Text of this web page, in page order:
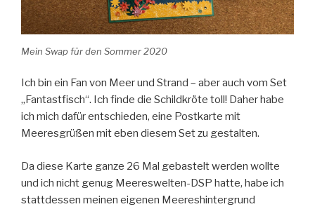
Mein Swap für den Sommer 2020
Ich bin ein Fan von Meer und Strand – aber auch vom Set
„Fantastfisch“. Ich finde die Schildkröte toll! Daher habe
ich mich dafür entschieden, eine Postkarte mit
Meeresgrüßen mit eben diesem Set zu gestalten.
Da diese Karte ganze 26 Mal gebastelt werden wollte
und ich nicht genug Meereswelten-DSP hatte, habe ich
stattdessen meinen eigenen Meereshintergrund